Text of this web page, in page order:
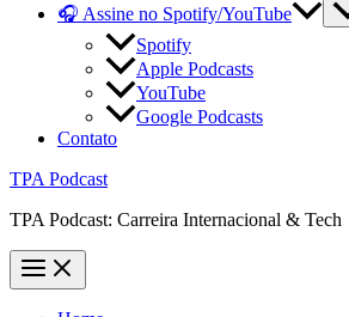
🎧 Assine no Spotify/YouTube
Spotify
Apple Podcasts
YouTube
Google Podcasts
Contato
TPA Podcast
TPA Podcast: Carreira Internacional & Tech